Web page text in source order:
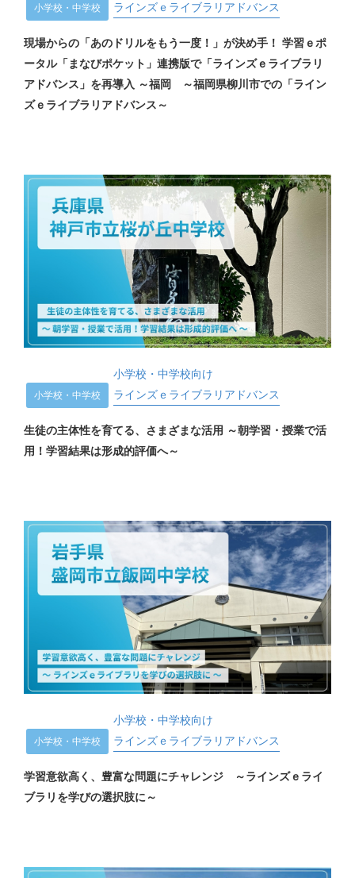
小学校・中学校
ラインズｅライブラリアドバンス
現場からの「あのドリルをもう一度！」が決め手！ 学習ｅポ
ータル「まなびポケット」連携版で「ラインズｅライブラリ
アドバンス」を再導入 ～福岡 ～福岡県柳川市での「ライン
ズｅライブラリアドバンス～
小学校・中学校
小学校・中学校向け
ラインズｅライブラリアドバンス
生徒の主体性を育てる、さまざまな活用 ～朝学習・授業で活
用！学習結果は形成的評価へ～
小学校・中学校
小学校・中学校向け
ラインズｅライブラリアドバンス
学習意欲高く、豊富な問題にチャレンジ ～ラインズｅライ
ブラリを学びの選択肢に～